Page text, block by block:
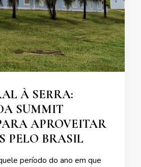
À SERRA:
SUMMIT
APROVEITAR
PELO BRASIL
período do ano em que